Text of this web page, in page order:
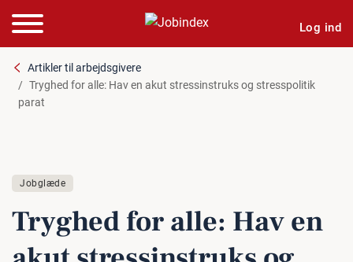
Log ind
Artikler til arbejdsgivere
Tryghed for alle: Hav en akut stressinstruks og stresspolitik
parat
Jobglæde
Tryghed for alle: Hav en